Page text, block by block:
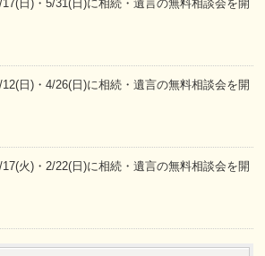
日)・5/31(日)に相続・遺言の無料相談会を開
日)・4/26(日)に相続・遺言の無料相談会を開
火)・2/22(日)に相続・遺言の無料相談会を開